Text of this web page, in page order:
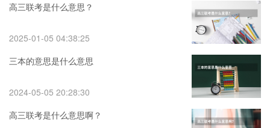
高三联考是什么意思？
2025-01-05 04:38:25
三本的意思是什么意思
2024-05-05 20:28:30
高三联考是什么意思啊？